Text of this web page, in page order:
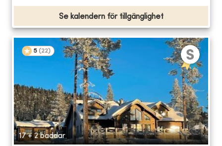
Se kalendern för tillgänglighet
5 (22)
17 + 2 bäddar